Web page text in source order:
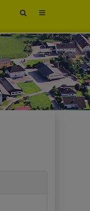
Site
toggle